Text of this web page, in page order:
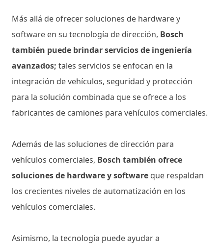
Más allá de ofrecer soluciones de hardware y
software en su tecnología de dirección, Bosch
también puede brindar servicios de ingeniería
avanzados; tales servicios se enfocan en la
integración de vehículos, seguridad y protección
para la solución combinada que se ofrece a los
fabricantes de camiones para vehículos comerciales.
Además de las soluciones de dirección para
vehículos comerciales, Bosch también ofrece
soluciones de hardware y software que respaldan
los crecientes niveles de automatización en los
vehículos comerciales.
Asimismo, la tecnología puede ayudar a